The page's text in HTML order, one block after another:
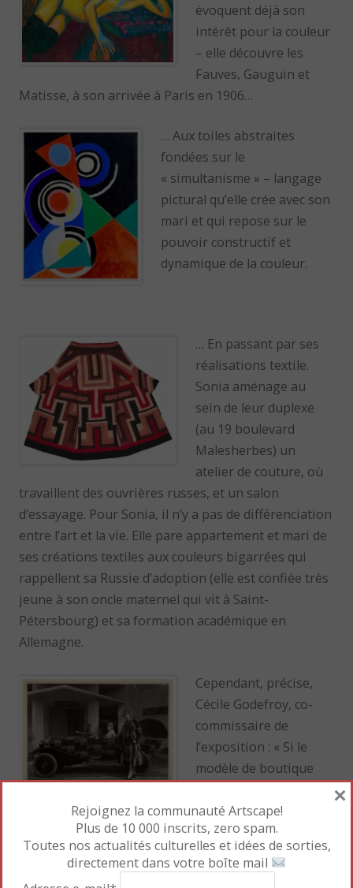
évoquent déjà son
intérêt pour la couleur
– elle découvre les
Fauves, Gauguin et
Matisse, à son arrivée à Paris en 1906…
… Aux toiles abstraites
fondées sur le
« simultanisme » – langage
pictural qu’elle crée avec son
mari et qui repose sur le
pouvoir constructif et
dynamique de la couleur.
… En passant par ses
réalisations textile.
Sonia aménage au
sein de leur duplexe
(au 19 boulevard
Malesherbes) un
atelier de couture, où
travaillent des ouvrières russes, et un salon
d’essayage. Pour Sonia, il n’y a pas de différenciation
entre l’art et la vie. Elle pare appartement et mari de
ses créations textiles aux couleurs bigarrées qui
rappellent sa Russie d’adoption (elle est confiée très
jeune à son oncle maternel qui vit à Saint-
Pétersbourg) et sa formation académique en
Allemagne.
Cependant, précise,
Cécile Godefroy, co-
commissaire de
l’exposition : « Si le
modèle de boutique
et 1930 favorise la
rencontre de l’art et du commerce, et ainsi sa
diffusion auprès des masses, l’artiste s’inquiète de
devoir céder sa marque et réfute l’idée de la
Rejoignez la communauté Artscape!
Plus de 10 000 inscrits, zero spam.
Toutes nos actualités culturelles et idées de sorties,
directement dans votre boîte mail
×